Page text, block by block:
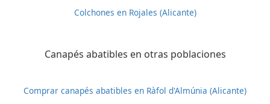
Colchones en Rojales (Alicante)
Canapés abatibles en otras poblaciones
Comprar canapés abatibles en Ràfol d'Almúnia (Alicante)